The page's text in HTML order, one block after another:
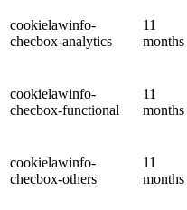
cookielawinfo-
checbox-analytics
11
months
cookielawinfo-
checbox-functional
11
months
cookielawinfo-
checbox-others
11
months